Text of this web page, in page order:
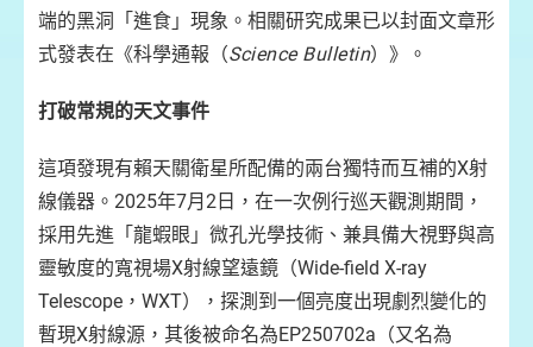
端的黑洞「進食」現象。相關研究成果已以封面文章形
式發表在《科學通報（Science Bulletin）》。
打破常規的天文事件
這項發現有賴天關衛星所配備的兩台獨特而互補的X射
線儀器。2025年7月2日，在一次例行巡天觀測期間，
採用先進「龍蝦眼」微孔光學技術、兼具備大視野與高
靈敏度的寬視場X射線望遠鏡（Wide-field X-ray
Telescope，WXT），探測到一個亮度出現劇烈變化的
暫現X射線源，其後被命名為EP250702a（又名為